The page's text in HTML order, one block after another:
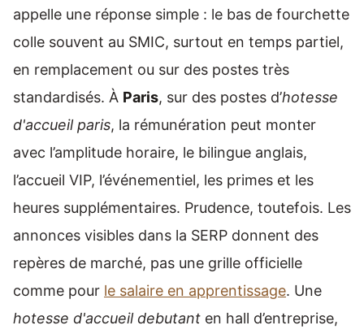
appelle une réponse simple : le bas de fourchette
colle souvent au SMIC, surtout en temps partiel,
en remplacement ou sur des postes très
standardisés. À Paris, sur des postes d’hotesse
d'accueil paris, la rémunération peut monter
avec l’amplitude horaire, le bilingue anglais,
l’accueil VIP, l’événementiel, les primes et les
heures supplémentaires. Prudence, toutefois. Les
annonces visibles dans la SERP donnent des
repères de marché, pas une grille officielle
comme pour le salaire en apprentissage. Une
hotesse d'accueil debutant en hall d’entreprise,